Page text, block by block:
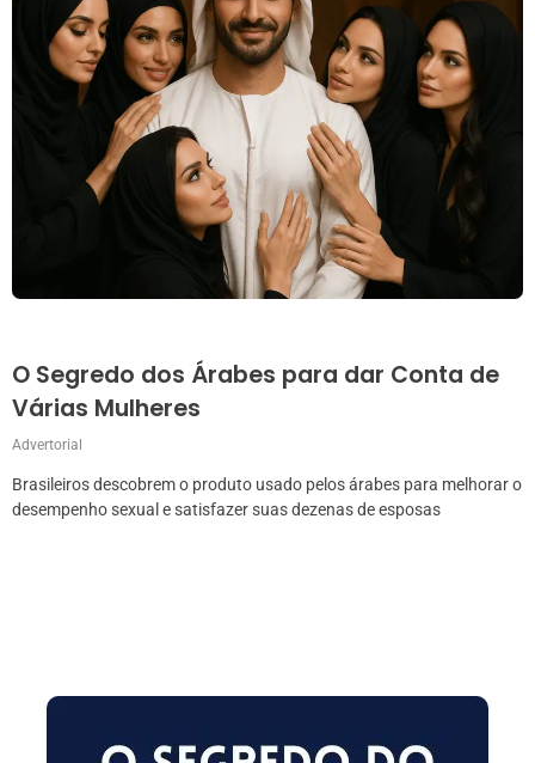
O Segredo dos Árabes para dar Conta de
Várias Mulheres
Advertorial
Brasileiros descobrem o produto usado pelos árabes para melhorar o
desempenho sexual e satisfazer suas dezenas de esposas